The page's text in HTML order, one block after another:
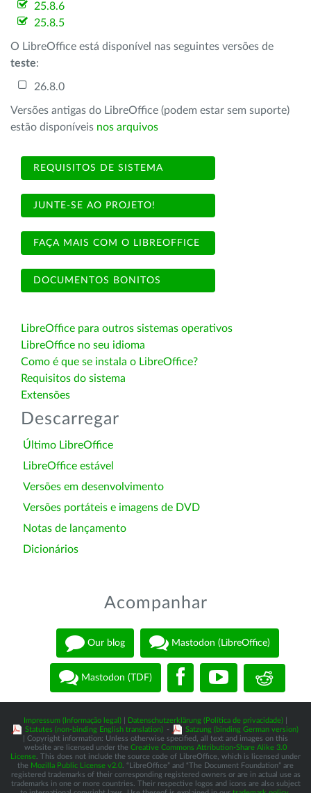
25.8.6
25.8.5
O LibreOffice está disponível nas seguintes versões de
teste:
26.8.0
Versões antigas do LibreOffice (podem estar sem suporte)
estão disponíveis nos arquivos
REQUISITOS DE SISTEMA
JUNTE-SE AO PROJETO!
FAÇA MAIS COM O LIBREOFFICE
DOCUMENTOS BONITOS
LibreOffice para outros sistemas operativos
LibreOffice no seu idioma
Como é que se instala o LibreOffice?
Requisitos do sistema
Extensões
Descarregar
Último LibreOffice
LibreOffice estável
Versões em desenvolvimento
Versões portáteis e imagens de DVD
Notas de lançamento
Dicionários
Acompanhar
Our blog Mastodon (LibreOffice)
Mastodon (TDF)
Impressum (Informação legal) Datenschutzerklärung (Política de privacidade)
Statutes (non-binding English translation) -
Satzung (binding German version)
| Copyright information: Unless otherwise specified, all text and images on this
website are licensed under the Creative Commons Attribution-Share Alike 3.0
License . This does not include the source code of LibreOffice, which is licensed under
the Mozilla Public License v2.0 . “LibreOffice” and “The Document Foundation” are
registered trademarks of their corresponding registered owners or are in actual use as
trademarks in one or more countries. Their respective logos and icons are also subject